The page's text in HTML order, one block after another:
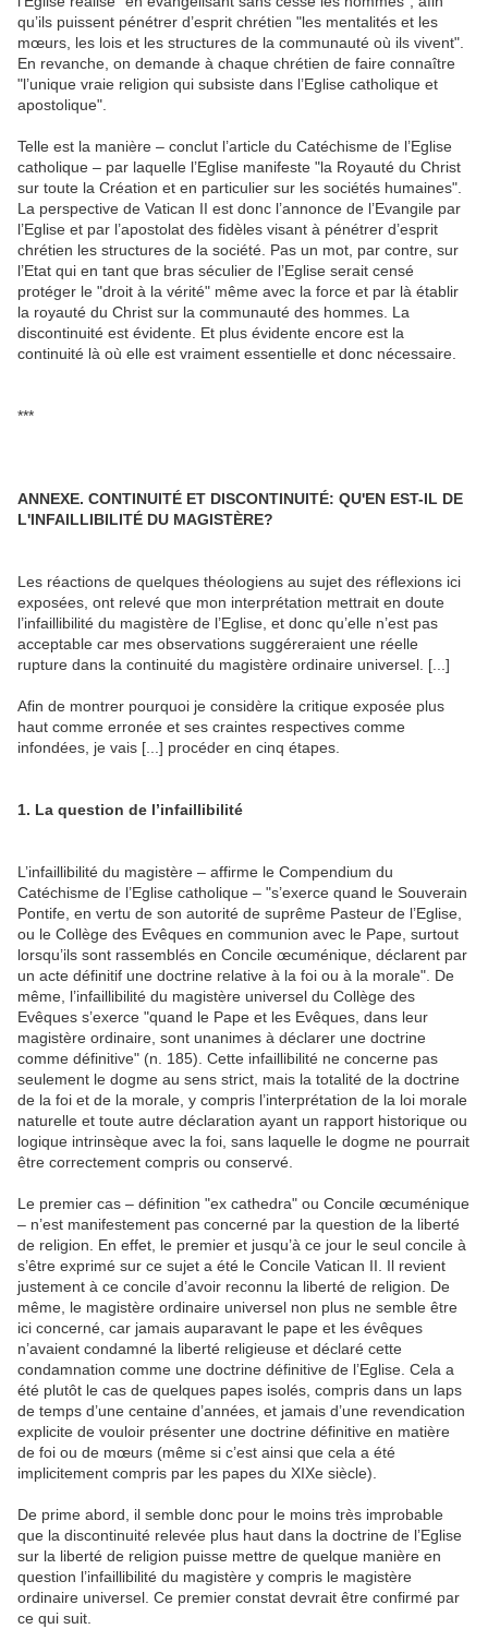
qu’ils puissent pénétrer d’esprit chrétien "les mentalités et les
mœurs, les lois et les structures de la communauté où ils vivent".
En revanche, on demande à chaque chrétien de faire connaître
"l’unique vraie religion qui subsiste dans l’Eglise catholique et
apostolique".
Telle est la manière – conclut l’article du Catéchisme de l’Eglise
catholique – par laquelle l’Eglise manifeste "la Royauté du Christ
sur toute la Création et en particulier sur les sociétés humaines".
La perspective de Vatican II est donc l’annonce de l’Evangile par
l’Eglise et par l’apostolat des fidèles visant à pénétrer d’esprit
chrétien les structures de la société. Pas un mot, par contre, sur
l’Etat qui en tant que bras séculier de l’Eglise serait censé
protéger le "droit à la vérité" même avec la force et par là établir
la royauté du Christ sur la communauté des hommes. La
discontinuité est évidente. Et plus évidente encore est la
continuité là où elle est vraiment essentielle et donc nécessaire.
***
ANNEXE. CONTINUITÉ ET DISCONTINUITÉ: QU'EN EST-IL DE
L'INFAILLIBILITÉ DU MAGISTÈRE?
Les réactions de quelques théologiens au sujet des réflexions ici
exposées, ont relevé que mon interprétation mettrait en doute
l’infaillibilité du magistère de l’Eglise, et donc qu’elle n’est pas
acceptable car mes observations suggéreraient une réelle
rupture dans la continuité du magistère ordinaire universel. [...]
Afin de montrer pourquoi je considère la critique exposée plus
haut comme erronée et ses craintes respectives comme
infondées, je vais [...] procéder en cinq étapes.
1. La question de l’infaillibilité
L’infaillibilité du magistère – affirme le Compendium du
Catéchisme de l’Eglise catholique – "s’exerce quand le Souverain
Pontife, en vertu de son autorité de suprême Pasteur de l’Eglise,
ou le Collège des Evêques en communion avec le Pape, surtout
lorsqu’ils sont rassemblés en Concile œcuménique, déclarent par
un acte définitif une doctrine relative à la foi ou à la morale". De
même, l’infaillibilité du magistère universel du Collège des
Evêques s’exerce "quand le Pape et les Evêques, dans leur
magistère ordinaire, sont unanimes à déclarer une doctrine
comme définitive" (n. 185). Cette infaillibilité ne concerne pas
seulement le dogme au sens strict, mais la totalité de la doctrine
de la foi et de la morale, y compris l’interprétation de la loi morale
naturelle et toute autre déclaration ayant un rapport historique ou
logique intrinsèque avec la foi, sans laquelle le dogme ne pourrait
être correctement compris ou conservé.
Le premier cas – définition "ex cathedra" ou Concile œcuménique
– n’est manifestement pas concerné par la question de la liberté
de religion. En effet, le premier et jusqu’à ce jour le seul concile à
s’être exprimé sur ce sujet a été le Concile Vatican II. Il revient
justement à ce concile d’avoir reconnu la liberté de religion. De
même, le magistère ordinaire universel non plus ne semble être
ici concerné, car jamais auparavant le pape et les évêques
n’avaient condamné la liberté religieuse et déclaré cette
condamnation comme une doctrine définitive de l’Eglise. Cela a
été plutôt le cas de quelques papes isolés, compris dans un laps
de temps d’une centaine d’années, et jamais d’une revendication
explicite de vouloir présenter une doctrine définitive en matière
de foi ou de mœurs (même si c’est ainsi que cela a été
implicitement compris par les papes du XIXe siècle).
De prime abord, il semble donc pour le moins très improbable
que la discontinuité relevée plus haut dans la doctrine de l’Eglise
sur la liberté de religion puisse mettre de quelque manière en
question l’infaillibilité du magistère y compris le magistère
ordinaire universel. Ce premier constat devrait être confirmé par
ce qui suit.